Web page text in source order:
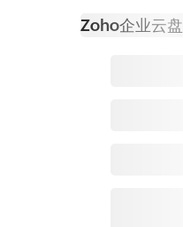
Zoho企业云盘